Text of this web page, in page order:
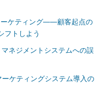
ケティング――顧客起点の
フトしよう
ネジメントシステムへの誤
ケティングシステム導入の